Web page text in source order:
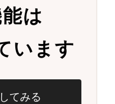
は
います
てみる